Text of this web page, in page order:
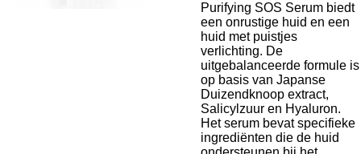
Purifying SOS Serum biedt
een onrustige huid en een
huid met puistjes
verlichting. De
uitgebalanceerde formule is
op basis van Japanse
Duizendknoop extract,
Salicylzuur en Hyaluron.
Het serum bevat specifieke
ingrediënten die de huid